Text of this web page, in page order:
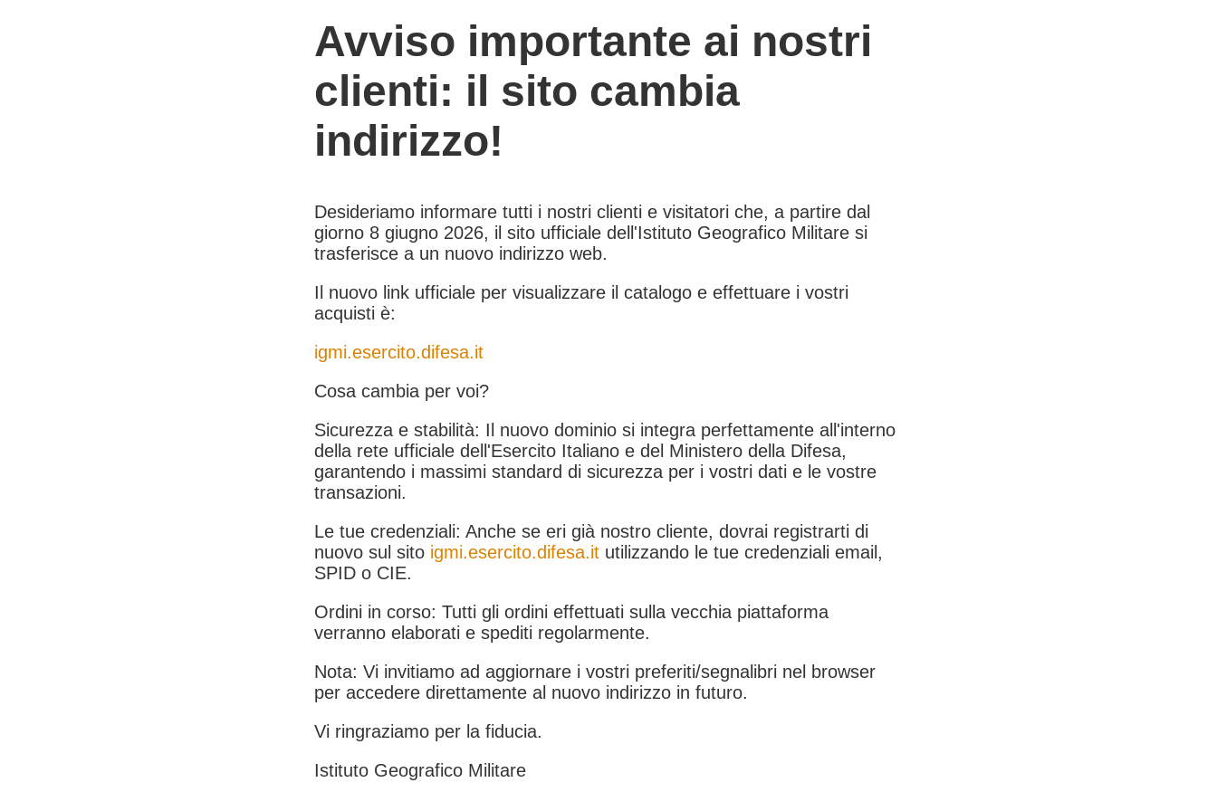
Avviso importante ai nostri
clienti: il sito cambia
indirizzo!
Desideriamo informare tutti i nostri clienti e visitatori che, a partire dal
giorno 8 giugno 2026, il sito ufficiale dell'Istituto Geografico Militare si
trasferisce a un nuovo indirizzo web.
Il nuovo link ufficiale per visualizzare il catalogo e effettuare i vostri
acquisti è:
igmi.esercito.difesa.it
Cosa cambia per voi?
Sicurezza e stabilità: Il nuovo dominio si integra perfettamente all'interno
della rete ufficiale dell'Esercito Italiano e del Ministero della Difesa,
garantendo i massimi standard di sicurezza per i vostri dati e le vostre
transazioni.
Le tue credenziali: Anche se eri già nostro cliente, dovrai registrarti di
nuovo sul sito igmi.esercito.difesa.it utilizzando le tue credenziali email,
SPID o CIE.
Ordini in corso: Tutti gli ordini effettuati sulla vecchia piattaforma
verranno elaborati e spediti regolarmente.
Nota: Vi invitiamo ad aggiornare i vostri preferiti/segnalibri nel browser
per accedere direttamente al nuovo indirizzo in futuro.
Vi ringraziamo per la fiducia.
Istituto Geografico Militare